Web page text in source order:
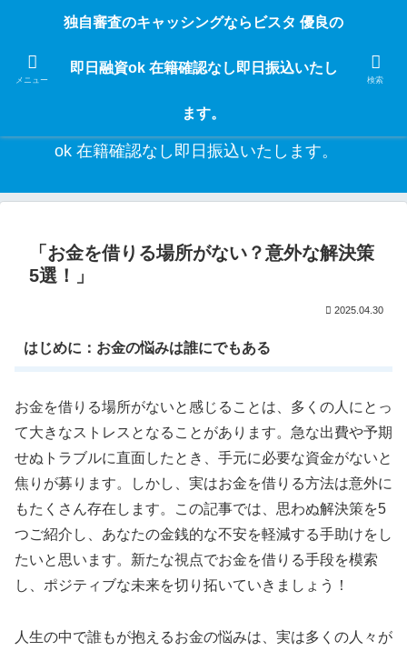
独自審査のフリーローンならビスタなら24時間365日 在籍確認なしで借りれる
な入用があっても安心！融資率97％！仕事をしている人ならブラックでも給料
日返済の１ヶ月融資で借りられるから安心！
独自審査のキャッシングならビスタ 優良の即日融資
ok 在籍確認なし即日振込いたします。
「お金を借りる場所がない？意外な解決策
5選！」
2025.04.30
はじめに：お金の悩みは誰にでもある
お金を借りる場所がないと感じることは、多くの人にとっ
て大きなストレスとなることがあります。急な出費や予期
せぬトラブルに直面したとき、手元に必要な資金がないと
焦りが募ります。しかし、実はお金を借りる方法は意外に
もたくさん存在します。この記事では、思わぬ解決策を5
つご紹介し、あなたの金銭的な不安を軽減する手助けをし
たいと思います。新たな視点でお金を借りる手段を模索
し、ポジティブな未来を切り拓いていきましょう！
人生の中で誰もが抱えるお金の悩みは、実は多くの人々が
メニュー
独自審査のキャッシングならビスタ 優良の
即日融資ok 在籍確認なし即日振込いたし
ます。
検索